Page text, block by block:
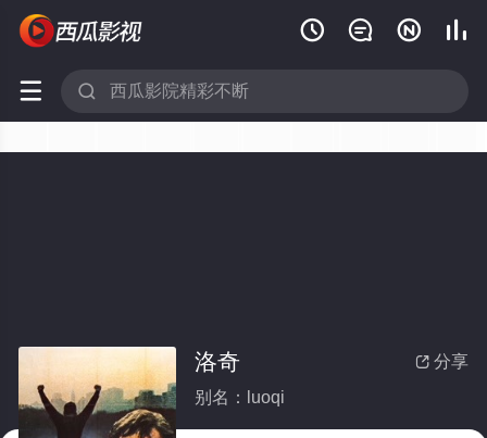
   
 
 分享
洛奇
别名：luoqi